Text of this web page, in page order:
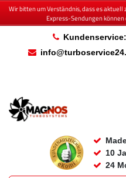
Wir bitten um Verständnis, dass es
Express-Sendungen
10
24